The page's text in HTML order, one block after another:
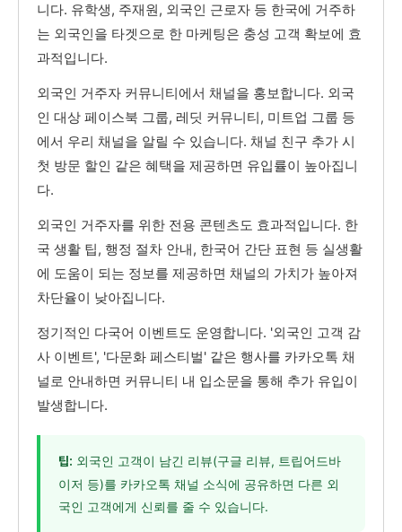
니다. 유학생, 주재원, 외국인 근로자 등 한국에 거주하
는 외국인을 타겟으로 한 마케팅은 충성 고객 확보에 효
과적입니다.
외국인 거주자 커뮤니티에서 채널을 홍보합니다. 외국
인 대상 페이스북 그룹, 레딧 커뮤니티, 미트업 그룹 등
에서 우리 채널을 알릴 수 있습니다. 채널 친구 추가 시
첫 방문 할인 같은 혜택을 제공하면 유입률이 높아집니
다.
외국인 거주자를 위한 전용 콘텐츠도 효과적입니다. 한
국 생활 팁, 행정 절차 안내, 한국어 간단 표현 등 실생활
에 도움이 되는 정보를 제공하면 채널의 가치가 높아져
차단율이 낮아집니다.
정기적인 다국어 이벤트도 운영합니다. '외국인 고객 감
사 이벤트', '다문화 페스티벌' 같은 행사를 카카오톡 채
널로 안내하면 커뮤니티 내 입소문을 통해 추가 유입이
발생합니다.
팁: 외국인 고객이 남긴 리뷰(구글 리뷰, 트립어드바
이저 등)를 카카오톡 채널 소식에 공유하면 다른 외
국인 고객에게 신뢰를 줄 수 있습니다.